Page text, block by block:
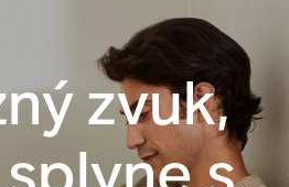
zvuk,